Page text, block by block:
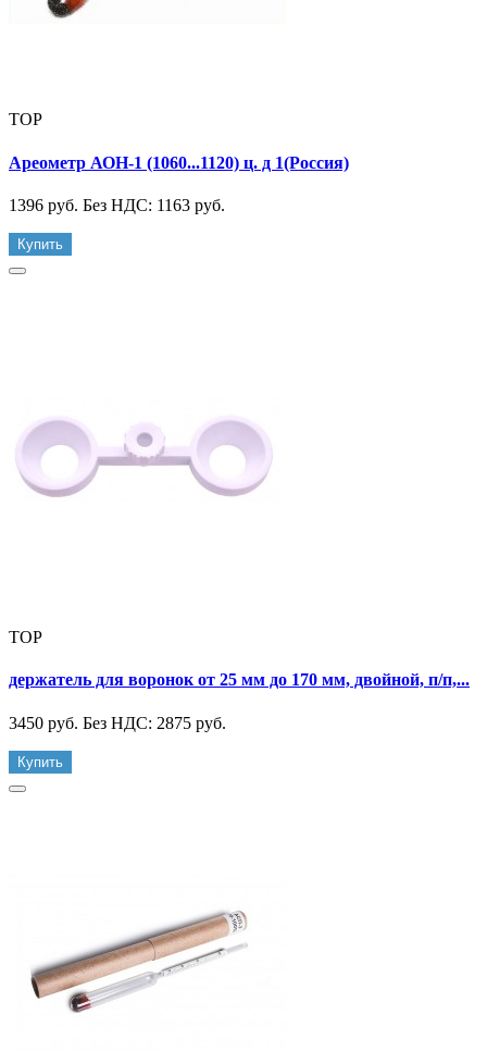
TOP
Ареометр АОН-1 (1060...1120) ц. д 1(Россия)
1396 руб. Без НДС: 1163 руб.
Купить
TOP
держатель для воронок от 25 мм до 170 мм, двойной, п/п,...
3450 руб. Без НДС: 2875 руб.
Купить